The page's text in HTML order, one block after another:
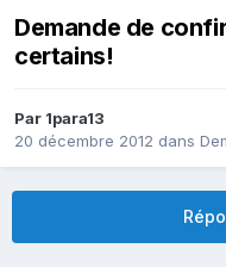
Demande de
certains!
Par 1para13
20 décembre 2012 dans